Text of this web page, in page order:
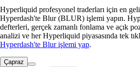
Hyperliquid profesyonel traderları için en
Hyperdash'te Blur (BLUR) işlemi yapın.
defterleri, gerçek zamanlı fonlama ve açık
analizi ve her Hyperliquid piyasasında tek
Hyperdash'te Blur işlemi yap.
Çapraz